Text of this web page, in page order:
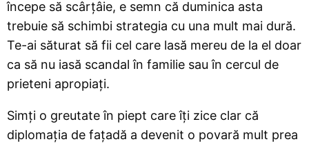
începe să scârțâie, e semn că duminica asta
trebuie să schimbi strategia cu una mult mai dură.
Te-ai săturat să fii cel care lasă mereu de la el doar
ca să nu iasă scandal în familie sau în cercul de
prieteni apropiați.
Simți o greutate în piept care îți zice clar că
diplomația de fațadă a devenit o povară mult prea